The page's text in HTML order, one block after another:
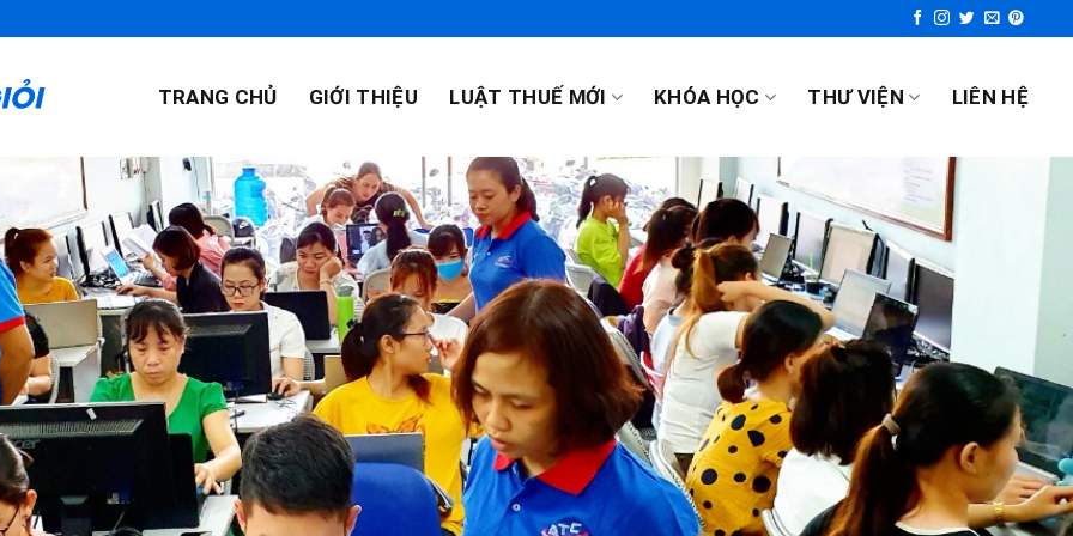
TRANG CHỦ GIỚI THIỆU LUẬT THUẾ MỚI KHÓA HỌC THƯ VIỆN LIÊN HỆ